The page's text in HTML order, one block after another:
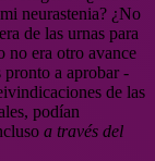
neurastenia? ¿No
de las urnas para
no era otro avance
pronto a aprobar -
de las
podían
a través del